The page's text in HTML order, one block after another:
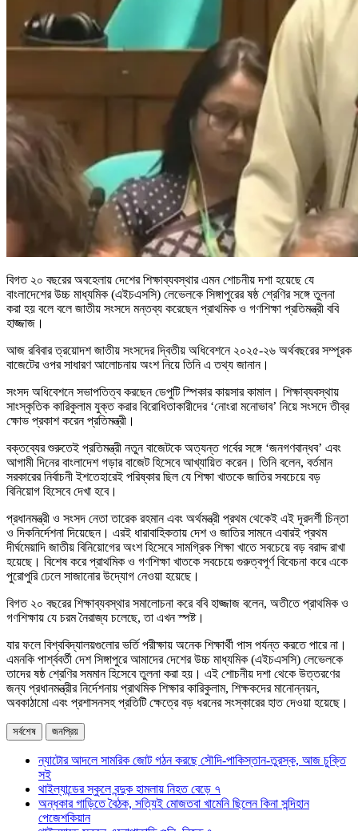
বিগত ২০ বছরের অবহেলায় দেশের শিক্ষাব্যবস্থার এমন শোচনীয় দশা হয়েছে যে
বাংলাদেশের উচ্চ মাধ্যমিক (এইচএসসি) লেভেলকে সিঙ্গাপুরের ষষ্ঠ শ্রেণির সঙ্গে তুলনা
করা হয় বলে বলে জাতীয় সংসদে মন্তব্য করেছেন প্রাথমিক ও গণশিক্ষা প্রতিমন্ত্রী ববি
হাজ্জাজ।
আজ রবিবার ত্রয়োদশ জাতীয় সংসদের দ্বিতীয় অধিবেশনে ২০২৫-২৬ অর্থবছরের সম্পূরক
বাজেটের ওপর সাধারণ আলোচনায় অংশ নিয়ে তিনি এ তথ্য জানান।
সংসদ অধিবেশনে সভাপতিত্ব করছেন ডেপুটি স্পিকার কায়সার কামাল। শিক্ষাব্যবস্থায়
সাংস্কৃতিক কারিকুলাম যুক্ত করার বিরোধিতাকারীদের ‘নোংরা মনোভাব’ নিয়ে সংসদে তীব্র
ক্ষোভ প্রকাশ করেন প্রতিমন্ত্রী।
বক্তব্যের শুরুতেই প্রতিমন্ত্রী নতুন বাজেটকে অত্যন্ত গর্বের সঙ্গে ‘জনগণবান্ধব’ এবং
আগামী দিনের বাংলাদেশ গড়ার বাজেট হিসেবে আখ্যায়িত করেন। তিনি বলেন, বর্তমান
সরকারের নির্বাচনী ইশতেহারেই পরিষ্কার ছিল যে শিক্ষা খাতকে জাতির সবচেয়ে বড়
বিনিয়োগ হিসেবে দেখা হবে।
প্রধানমন্ত্রী ও সংসদ নেতা তারেক রহমান এবং অর্থমন্ত্রী প্রথম থেকেই এই দূরদর্শী চিন্তা
ও দিকনির্দেশনা দিয়েছেন। এরই ধারাবাহিকতায় দেশ ও জাতির সামনে এবারই প্রথম
দীর্ঘমেয়াদি জাতীয় বিনিয়োগের অংশ হিসেবে সামগ্রিক শিক্ষা খাতে সবচেয়ে বড় বরাদ্দ রাখা
হয়েছে। বিশেষ করে প্রাথমিক ও গণশিক্ষা খাতকে সবচেয়ে গুরুত্বপূর্ণ বিবেচনা করে একে
পুরোপুরি ঢেলে সাজানোর উদ্যোগ নেওয়া হয়েছে।
বিগত ২০ বছরের শিক্ষাব্যবস্থার সমালোচনা করে ববি হাজ্জাজ বলেন, অতীতে প্রাথমিক ও
গণশিক্ষায় যে চরম নৈরাজ্য চলেছে, তা এখন স্পষ্ট।
যার ফলে বিশ্ববিদ্যালয়গুলোর ভর্তি পরীক্ষায় অনেক শিক্ষার্থী পাস পর্যন্ত করতে পারে না।
এমনকি পার্শ্ববর্তী দেশ সিঙ্গাপুরে আমাদের দেশের উচ্চ মাধ্যমিক (এইচএসসি) লেভেলকে
তাদের ষষ্ঠ শ্রেণির সমমান হিসেবে তুলনা করা হয়। এই শোচনীয় দশা থেকে উত্তরণের
জন্য প্রধানমন্ত্রীর নির্দেশনায় প্রাথমিক শিক্ষার কারিকুলাম, শিক্ষকদের মানোন্নয়ন,
অবকাঠামো এবং প্রশাসনসহ প্রতিটি ক্ষেত্রে বড় ধরনের সংস্কারের হাত দেওয়া হয়েছে।
সর্বশেষ জনপ্রিয়
ন্যাটোর আদলে সামরিক জোট গঠন করছে সৌদি-পাকিস্তান-তুরস্ক, আজ চুক্তি
সই
থাইল্যান্ডের স্কুলে বন্দুক হামলায় নিহত বেড়ে ৭
অন্ধকার গাড়িতে বৈঠক, সত্যিই মোজতবা খামেনি ছিলেন কিনা সন্দিহান
পেজেশকিয়ান